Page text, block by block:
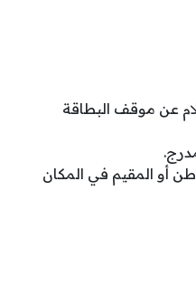
عن موقف البطاقة
أو المقيم في المكان